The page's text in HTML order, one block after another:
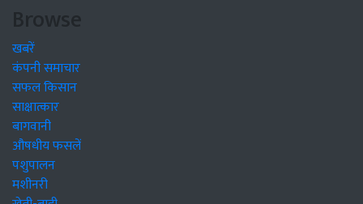
Browse
खबरें
कंपनी समाचार
सफल किसान
साक्षात्कार
बागवानी
औषधीय फसलें
पशुपालन
मशीनरी